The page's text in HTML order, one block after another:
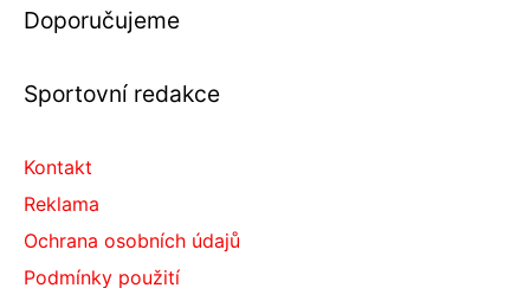
Doporučujeme
Sportovní redakce
Kontakt
Reklama
Ochrana osobních údajů
Podmínky použití